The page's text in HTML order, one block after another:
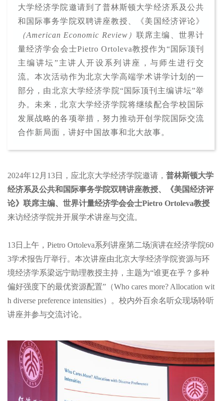
大学经济学院邀请到了普林斯顿大学经济系及公共
和国际事务学院双聘讲座教授、《美国经济评论》
（American Economic Review） 联席主编、世界计
量经济学会会士Pietro Ortoleva教授作为“国际顶刊
主编讲坛”主讲人开设系列讲座，与师生进行交
流。本次活动作为北京大学高端学术讲学计划的一
部分，由北京大学经济学院“国际顶刊主编讲坛”举
办。未来，北京大学经济学院将继续配合学校国际
发展战略的各项举措，努力推动开创学院国际交流
合作新局面，讲好中国故事和北大故事。
2024年12月13日，应北京大学经济学院邀请， 普林斯顿大学
经济系及公共和国际事务学院双聘讲座教授、《美国经济评
论》联席主编、世界计量经济学会会士Pietro Ortoleva教授
来访经济学院并开展学术讲座与交流。
13日上午，Pietro Ortoleva系列讲座第二场演讲在经济学院60
3学术报告厅举行。本次讲座由北京大学经济学院资源与环
境经济学系梁远宁助理教授主持，主题为“谁更在乎？多种
偏好强度下的最优资源配置”（Who cares more? Allocation wit
h diverse preference intensities）。校内外百余名听众现场聆听
讲座并参与交流讨论。